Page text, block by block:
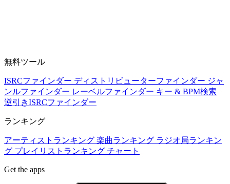
無料ツール
ISRCファインダー ディストリビューターファインダー ジャ
ンルファインダー レーベルファインダー キー & BPM検索
逆引きISRCファインダー
ランキング
アーティストランキング 楽曲ランキング ラジオ局ランキン
グ プレイリストランキング チャート
Get the apps